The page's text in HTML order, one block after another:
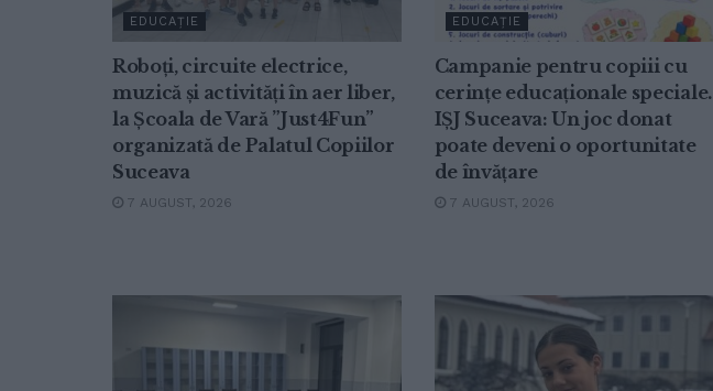
EDUCAȚIE
Roboți, circuite electrice,
muzică și activități în aer liber,
la Școala de Vară ”Just4Fun”
organizată de Palatul Copiilor
Suceava
7 AUGUST, 2026
EDUCAȚIE
Campanie pentru copiii cu
cerințe educaționale speciale.
IȘJ Suceava: Un joc donat
poate deveni o oportunitate
de învățare
7 AUGUST, 2026